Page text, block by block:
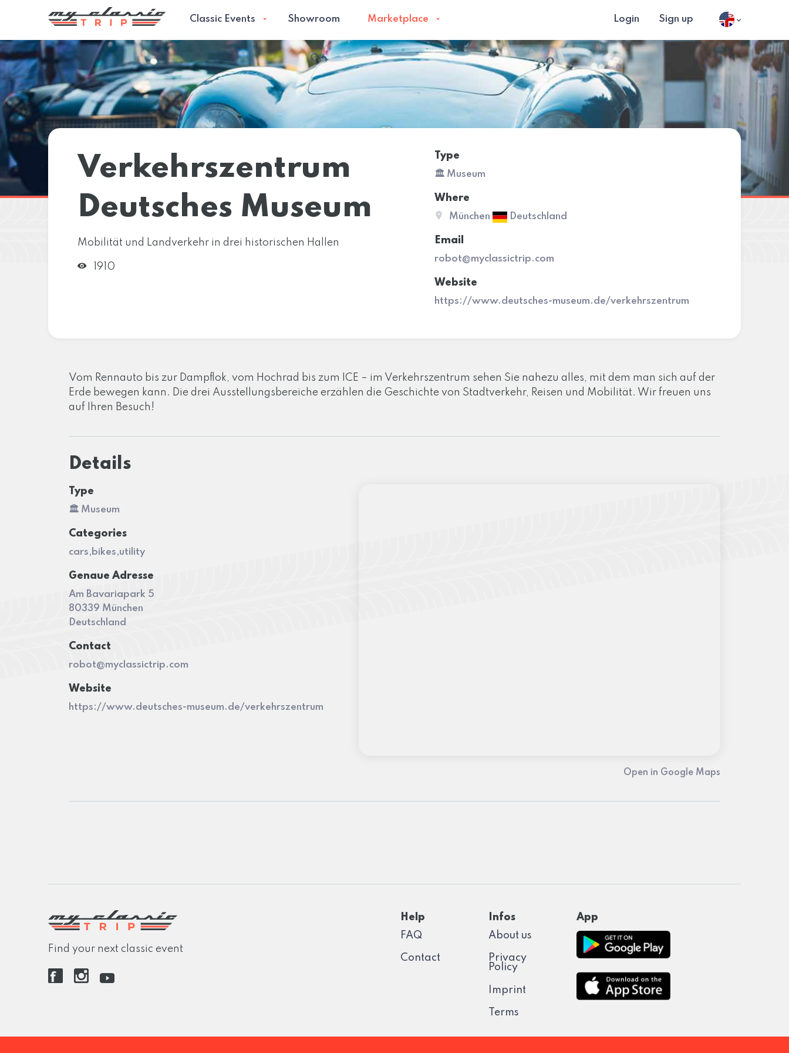
Classic Events Showroom Marketplace Login Sign up
Verkehrszentrum
Deutsches Museum
Mobilität und Landverkehr in drei historischen Hallen
1910
Type
🏛️ Museum
Where
München Deutschland
Email
robot@myclassictrip.com
Website
https://www.deutsches-museum.de/verkehrszentrum
Vom Rennauto bis zur Dampflok, vom Hochrad bis zum ICE – im Verkehrszentrum sehen Sie nahezu alles, mit dem man sich auf der
Erde bewegen kann. Die drei Ausstellungsbereiche erzählen die Geschichte von Stadtverkehr, Reisen und Mobilität. Wir freuen uns
auf Ihren Besuch!
Details
Type
🏛️ Museum
Categories
cars,bikes,utility
Genaue Adresse
Am Bavariapark 5
80339 München
Deutschland
Contact
robot@myclassictrip.com
Website
https://www.deutsches-museum.de/verkehrszentrum
Open in Google Maps
Find your next classic event
Help
FAQ
Contact
Infos
About us
Privacy
Policy
Imprint
Terms
App